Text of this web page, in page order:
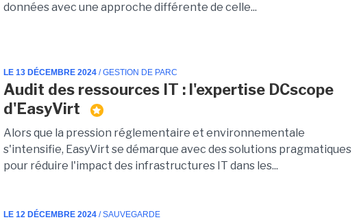
données avec une approche différente de celle...
LE 13 DÉCEMBRE 2024 / GESTION DE PARC
Audit des ressources IT : l'expertise DCscope
d'EasyVirt
Alors que la pression réglementaire et environnementale
s'intensifie, EasyVirt se démarque avec des solutions pragmatiques
pour réduire l'impact des infrastructures IT dans les...
LE 12 DÉCEMBRE 2024 / SAUVEGARDE